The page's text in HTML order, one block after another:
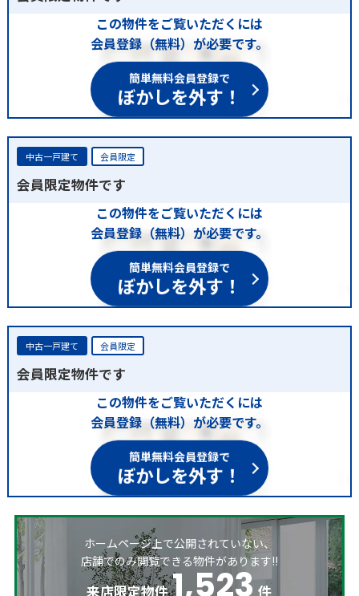
この物件をご覧いただくには
会員登録（無料）が必要です。
簡単無料会員登録で
ぼかしを外す！
中古一戸建て 会員限定
会員限定物件です
この物件をご覧いただくには
会員登録（無料）が必要です。
簡単無料会員登録で
ぼかしを外す！
中古一戸建て 会員限定
会員限定物件です
この物件をご覧いただくには
会員登録（無料）が必要です。
簡単無料会員登録で
ぼかしを外す！
ホームページ上で公開されていない、
店舗でのみ閲覧できる物件があります!!
来店限定物件 1,523 件